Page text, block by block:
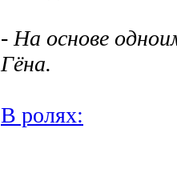
- На основе
Гёна.
В ролях: